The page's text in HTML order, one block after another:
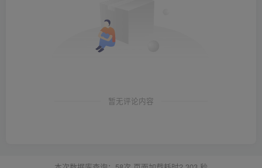
暂无评论内容